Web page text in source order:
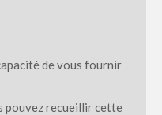
de vous fournir
pouvez recueillir cette